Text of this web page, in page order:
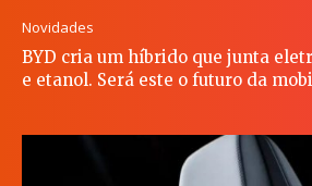
Novidades
BYD cria um híbrido que junta
e etanol. Será este o futuro da